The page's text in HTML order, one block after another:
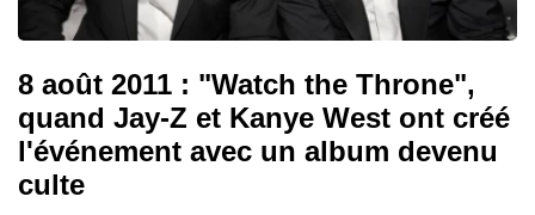
8 août 2011 : "Watch the Throne",
quand Jay-Z et Kanye West ont créé
l'événement avec un album devenu
culte